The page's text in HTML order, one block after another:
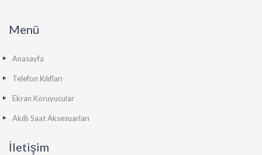
Menü
Anasayfa
Telefon Kılıfları
Ekran Koruyucular
Akıllı Saat Aksesuarları
İletişim